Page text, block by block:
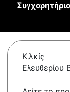
Κιλκίς
Ελευθερίου